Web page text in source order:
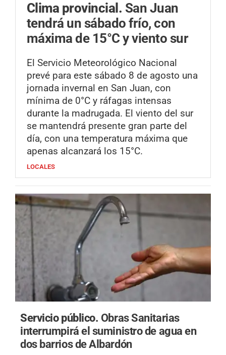
Clima provincial. San Juan
tendrá un sábado frío, con
máxima de 15°C y viento sur
El Servicio Meteorológico Nacional
prevé para este sábado 8 de agosto una
jornada invernal en San Juan, con
mínima de 0°C y ráfagas intensas
durante la madrugada. El viento del sur
se mantendrá presente gran parte del
día, con una temperatura máxima que
apenas alcanzará los 15°C.
LOCALES
Servicio público. Obras Sanitarias
interrumpirá el suministro de agua en
dos barrios de Albardón